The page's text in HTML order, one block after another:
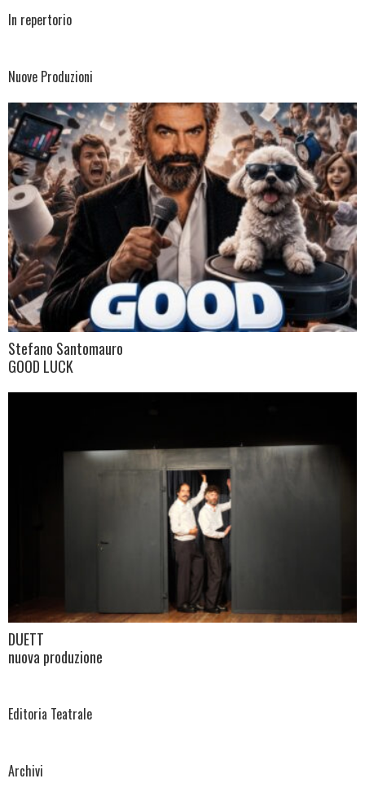
In repertorio
Nuove Produzioni
Stefano Santomauro
GOOD LUCK
DUETT
nuova produzione
Editoria Teatrale
Archivi